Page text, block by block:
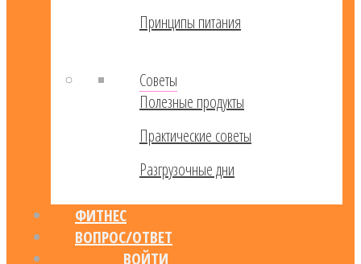
Принципы питания
Советы
Полезные продукты
Практические советы
Разгрузочные дни
ФИТНЕС
ВОПРОС/ОТВЕТ
ВОЙТИ